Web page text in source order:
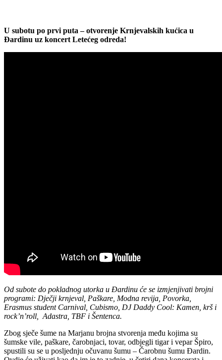
U subotu po prvi puta – otvorenje Krnjevalskih kućica u
Đardinu uz koncert Letećeg odreda!
Od subote do pokladnog utorka u Đardinu će se izmjenjivati brojni
programi: Dječji krnjeval, Paškare, Modna revija, Povorka,
Erasmus student Carnival, Cubismo, DJ Daddy Cool: Kamen, krš i
rock’n’roll, Adastra, TBF i Šentenca.
Zbog sječe šume na Marjanu brojna stvorenja među kojima su
šumske vile, paškare, čarobnjaci, tovar, odbjegli tigar i vepar Špiro,
spustili su se u posljednju očuvanu šumu – Čarobnu šumu Đardin.